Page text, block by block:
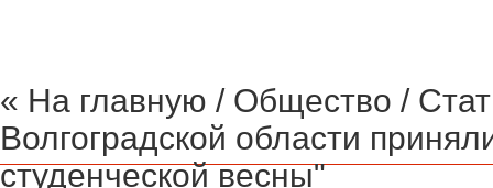
« На главную / Общество /
Волгоградской области
студенческой весны"